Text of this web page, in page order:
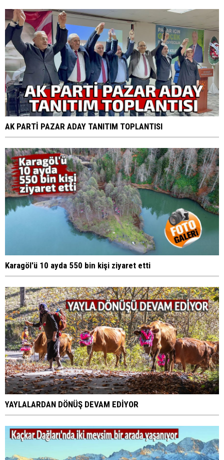
AK PARTİ PAZAR ADAY TANITIM TOPLANTISI
Karagöl'ü 10 ayda 550 bin kişi ziyaret etti
YAYLALARDAN DÖNÜŞ DEVAM EDİYOR